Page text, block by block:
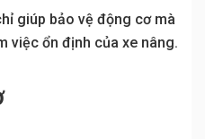
giúp bảo vệ động cơ mà
việc ổn định của xe nâng.